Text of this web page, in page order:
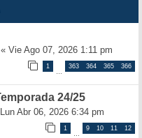
« Vie Ago 07, 2026 1:11 pm
1
…
363 364 365 366
24/25
Lun Abr 06, 2026 6:34 pm
1
…
9 10 11 12